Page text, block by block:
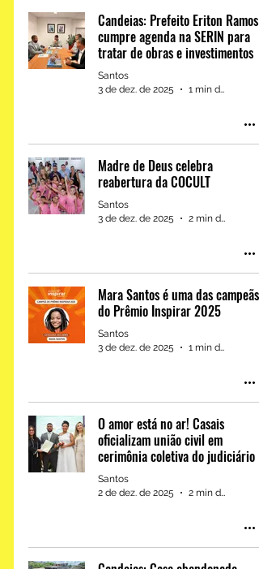
MPBA ajuíza ação civil
práticas abusivas na
concessão de crédito
O Ministério Público do Estado da
Bahia, por meio da 5ª Promotoria de
Justiça do Consumidor da Capital,
propôs uma ação civil pública...
1 de abr. de 2025
Candeias: Prefeito Eriton Ramos
cumpre agenda na SERIN para
tratar de obras e investimentos
Santos
3 de dez. de 2025
1 min de leitura
Madre de Deus celebra
reabertura da COCULT
Santos
3 de dez. de 2025
2 min de leitura
Mara Santos é uma das campeãs
do Prêmio Inspirar 2025
Santos
3 de dez. de 2025
1 min de leitura
O amor está no ar! Casais
oficializam união civil em
cerimônia coletiva do judiciário
Santos
2 de dez. de 2025
2 min de leitura